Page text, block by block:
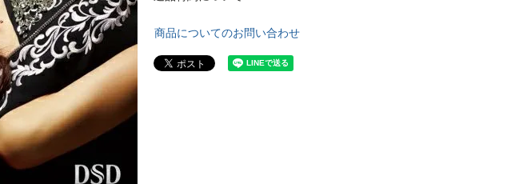
商品についてのお問い合わせ